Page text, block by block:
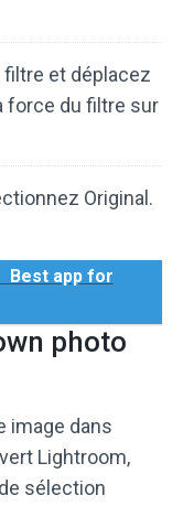
filtre et déplacez
force du filtre sur
Original.
Best app for
photo
image dans
Lightroom,
sélection